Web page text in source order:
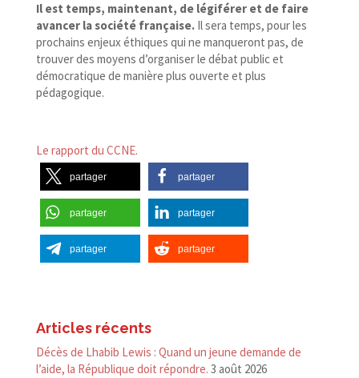
Il est temps, maintenant, de légiférer et de faire
avancer la société française.Il sera temps, pour les
prochains enjeux éthiques qui ne manqueront pas, de
trouver des moyens d’organiser le débat public et
démocratique de manière plus ouverte et plus
pédagogique.
Le rapport du CCNE.
partager partager
partager partager
partager partager
Articles récents
Décès de Lhabib Lewis : Quand un jeune demande de
l’aide, la République doit répondre. 3 août 2026